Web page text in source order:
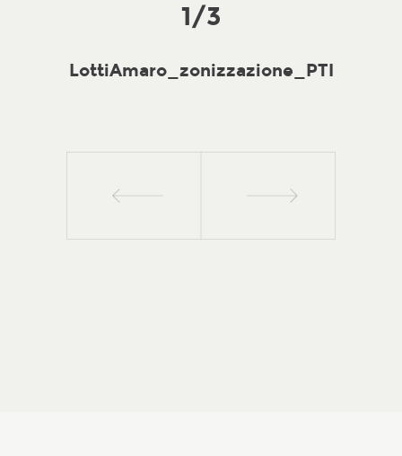
1/3
LottiAmaro_zonizzazione_PTI